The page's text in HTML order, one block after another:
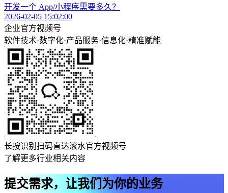
开发一个 App/小程序需要多久？
2026-02-05 15:02:00
企业官方视频号
软件技术·数字化·产品服务·信息化·精准赋能
长按识别扫码直达滚水官方视频号
了解更多行业相关内容
提交需求，让我们为你的业务